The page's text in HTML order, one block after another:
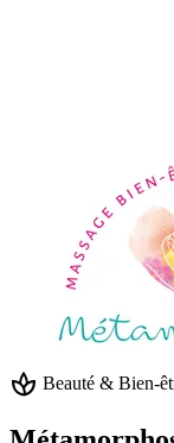
spa Beauté & Bien-